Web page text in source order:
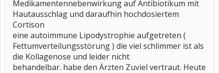
Medikamentennebenwirkung auf Antibiotikum mit
Hautausschlag und daraufhin hochdosiertem
Cortison
eine autoimmune Lipodystrophie aufgetreten (
Fettumverteilungsstörung ) die viel schlimmer ist als
die Kollagenose und leider nicht
behandelbar. habe den Ärzten Zuviel vertraut. Heute